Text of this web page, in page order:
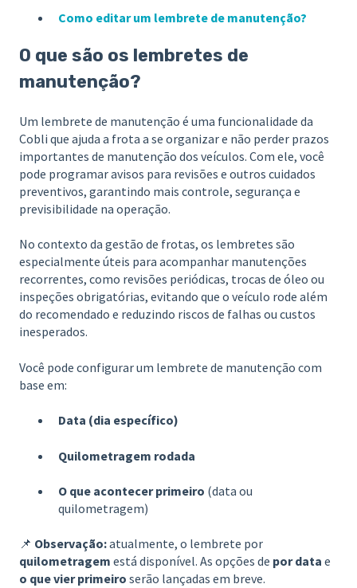
Como editar um lembrete de manutenção?
O que são os lembretes de
manutenção?
Um lembrete de manutenção é uma funcionalidade da
Cobli que ajuda a frota a se organizar e não perder prazos
importantes de manutenção dos veículos. Com ele, você
pode programar avisos para revisões e outros cuidados
preventivos, garantindo mais controle, segurança e
previsibilidade na operação.
No contexto da gestão de frotas, os lembretes são
especialmente úteis para acompanhar manutenções
recorrentes, como revisões periódicas, trocas de óleo ou
inspeções obrigatórias, evitando que o veículo rode além
do recomendado e reduzindo riscos de falhas ou custos
inesperados.
Você pode configurar um lembrete de manutenção com
base em:
Data (dia específico)
Quilometragem rodada
O que acontecer primeiro (data ou
quilometragem)
📌 Observação:atualmente, o lembrete por
quilometragem está disponível. As opções de por data e
o que vier primeiro serão lançadas em breve.